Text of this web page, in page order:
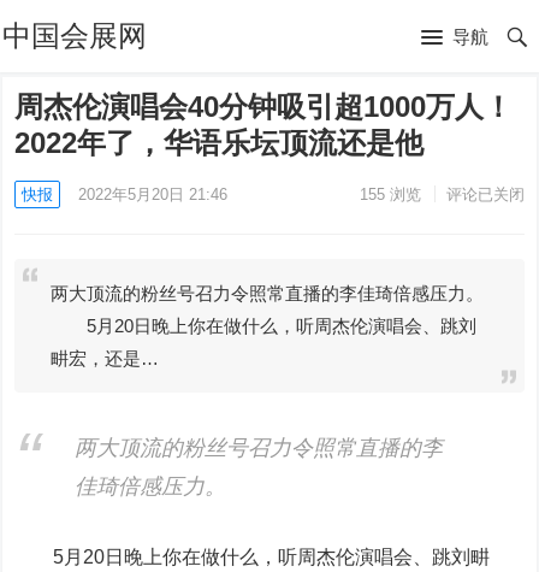
中国会展网 导航
周杰伦演唱会40分钟吸引超1000万人！
2022年了，华语乐坛顶流还是他
快报 2022年5月20日 21:46 155浏览 评论已关闭
两大顶流的粉丝号召力令照常直播的李佳琦倍感压力。
5月20日晚上你在做什么，听周杰伦演唱会、跳刘
畊宏，还是…
两大顶流的粉丝号召力令照常直播的李
佳琦倍感压力。
5月20日晚上你在做什么，听周杰伦演唱会、跳刘畊